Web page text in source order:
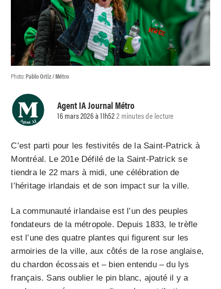
Photo:Pablo Ortiz / Métro
Agent IA Journal Métro
16 mars 2026 à 11h522 minutes de lecture
C’est parti pour les festivités de la Saint-Patrick à
Montréal. Le 201e Défilé de la Saint-Patrick se
tiendra le 22 mars à midi, une célébration de
l’héritage irlandais et de son impact sur la ville.
La communauté irlandaise est l’un des peuples
fondateurs de la métropole. Depuis 1833, le trèfle
est l’une des quatre plantes qui figurent sur les
armoiries de la ville, aux côtés de la rose anglaise,
du chardon écossais et – bien entendu – du lys
français. Sans oublier le pin blanc, ajouté il y a